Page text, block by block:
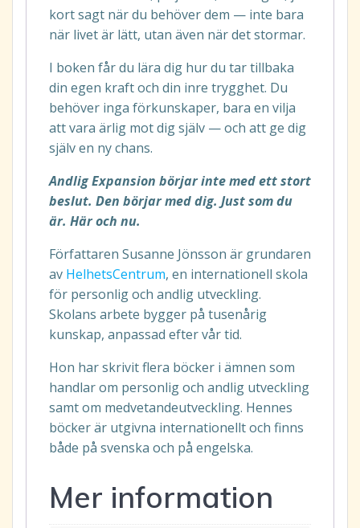
kort sagt när du behöver dem — inte bara
när livet är lätt, utan även när det stormar.
I boken får du lära dig hur du tar tillbaka
din egen kraft och din inre trygghet. Du
behöver inga förkunskaper, bara en vilja
att vara ärlig mot dig själv — och att ge dig
själv en ny chans.
Andlig Expansion börjar inte med ett stort
beslut. Den börjar med dig. Just som du
är. Här och nu.
Författaren Susanne Jönsson är grundaren
av HelhetsCentrum, en internationell skola
för personlig och andlig utveckling.
Skolans arbete bygger på tusenårig
kunskap, anpassad efter vår tid.
Hon har skrivit flera böcker i ämnen som
handlar om personlig och andlig utveckling
samt om medvetandeutveckling. Hennes
böcker är utgivna internationellt och finns
både på svenska och på engelska.
Mer information